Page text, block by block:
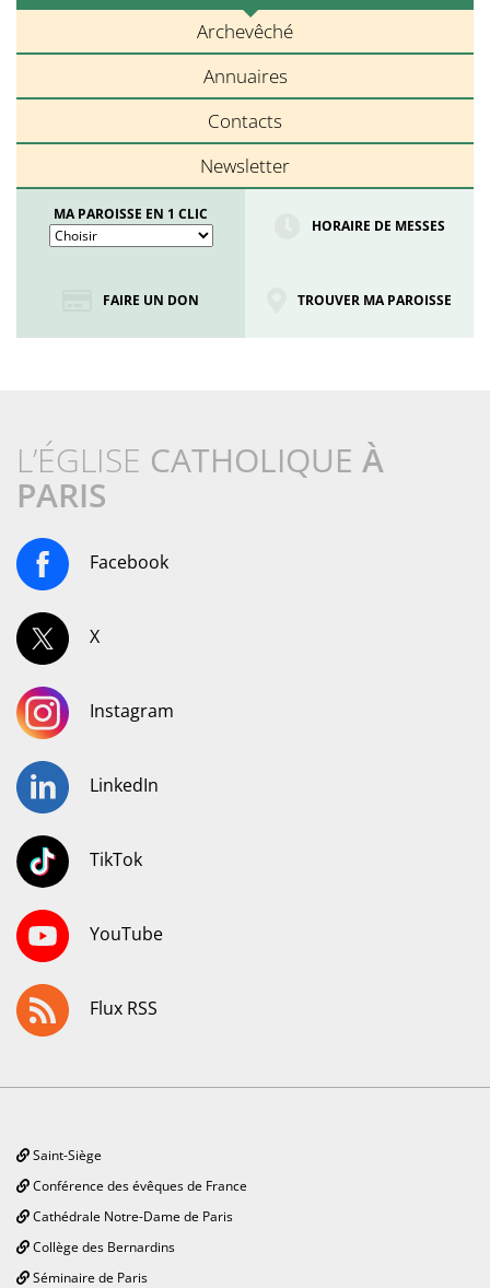
Archevêché
Annuaires
Contacts
Newsletter
MA PAROISSE EN 1 CLIC
HORAIRE DE MESSES
FAIRE UN DON TROUVER MA PAROISSE
L’ÉGLISE CATHOLIQUE À
PARIS
Facebook
X
Instagram
LinkedIn
TikTok
YouTube
Flux RSS
Saint-Siège
Conférence des évêques de France
Cathédrale Notre-Dame de Paris
Collège des Bernardins
Séminaire de Paris